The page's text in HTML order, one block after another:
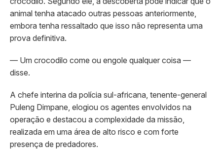
animal tenha atacado outras pessoas anteriormente,
embora tenha ressaltado que isso não representa uma
prova definitiva.
— Um crocodilo come ou engole qualquer coisa —
disse.
A chefe interina da polícia sul-africana, tenente-general
Puleng Dimpane, elogiou os agentes envolvidos na
operação e destacou a complexidade da missão,
realizada em uma área de alto risco e com forte
presença de predadores.